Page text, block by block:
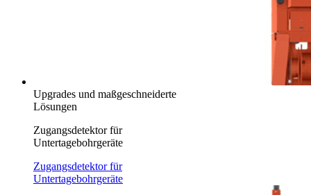
Upgrades und maßgeschneiderte
Lösungen
Zugangsdetektor für
Untertagebohrgeräte
Zugangsdetektor für
Untertagebohrgeräte